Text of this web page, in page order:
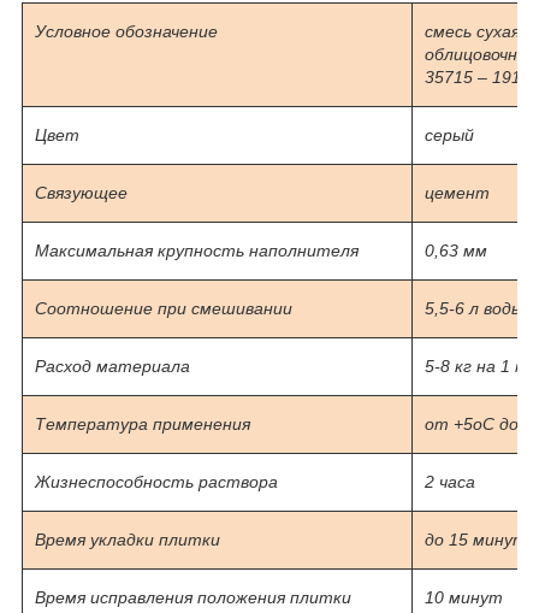
Условное обозначение
смесь сухая
35715 –
Цвет серый
Связующее цемент
Максимальная крупность наполнителя 0,63 мм
Соотношение при смешивании 5,5-6 л воды
Расход материала 5-8 кг на 1 м
Температура применения от +5оС до
Жизнеспособность раствора 2 часа
Время укладки плитки до 15 минут
Время исправления положения плитки 10 минут